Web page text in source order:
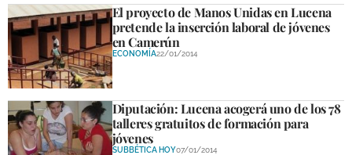
El proyecto de Manos Unidas en Lucena
pretende la inserción laboral de jóvenes
en Camerún
ECONOMÍA22/01/2014
Diputación: Lucena acogerá uno de los 78
talleres gratuitos de formación para
jóvenes
SUBBÉTICA HOY07/01/2014